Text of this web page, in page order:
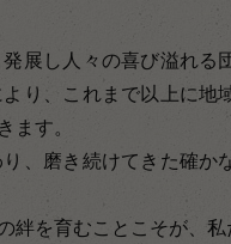
展し人々の喜び溢れる
り、これまで以上に地
ます。
、磨き続けてきた確か
を育むことこそが、私